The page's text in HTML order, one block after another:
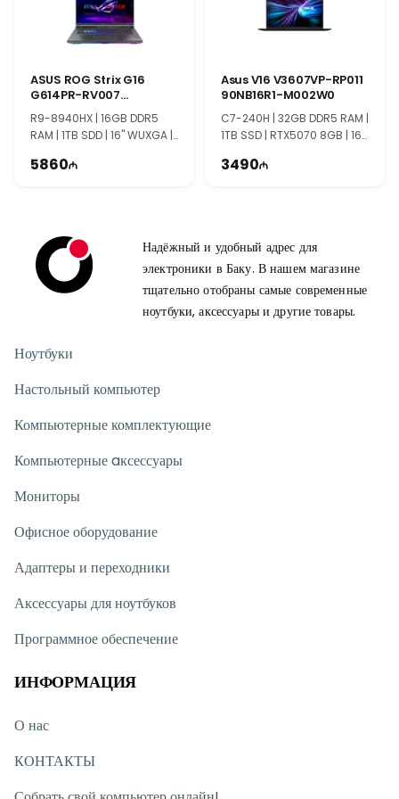
Ноутбук создан для стабильной работы при высоких
нагрузках.
Современные технологии и комфорт
Модель оснащена современными интерфейсами для
подключения игровых аксессуаров и внешних устройств.
Удобная клавиатура и качественная конструкция делают
использование максимально комфортным.
обеспечивает производительность уровня топовых систем.
ASUS ROG Strix G16
G614PR-RV007
90NR0NJ7-M00080
R9-8940HX | 16GB DDR5
RAM | 1TB SDD | 16" WUXGA |
5860
Asus V16 V3607VP-RP011
90NB16R1-M002W0
C7-240H | 32GB DDR5 RAM |
1TB SSD | RTX5070 8GB | 16"
3490
Надёжный и удобный адрес для
электроники в Баку. В нашем магазине
тщательно отобраны самые современные
ноутбуки, аксессуары и другие товары.
Ноутбуки
Настольный компьютер
Компьютерные комплектующие
Компьютерные aксессуары
Мониторы
Офисное оборудование
Адаптеры и переходники
Аксессуары для ноутбуков
Программное обеспечение
ИНФОРМАЦИЯ
О нас
КОНТАКТЫ